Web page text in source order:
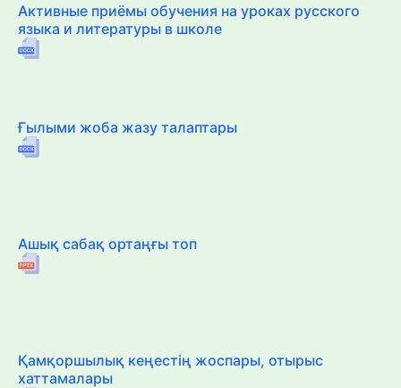
Активные приёмы обучения на уроках русского
языка и литературы в школе
Ғылыми жоба жазу талаптары
Ашық сабақ ортаңғы топ
Қамқоршылық кеңестің жоспары, отырыс
хаттамалары